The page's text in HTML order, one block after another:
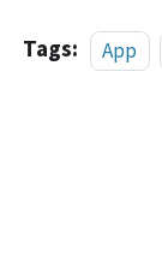
Tags: App